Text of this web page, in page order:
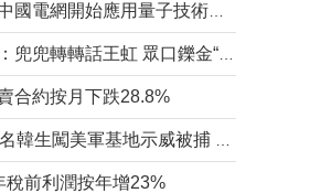
合約按月下跌28.8%
稅前利潤按年增23%